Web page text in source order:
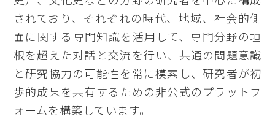
されており、それぞれの時代、地域、社会的側
面に関する専門知識を活用して、専門分野の垣
根を超えた対話と交流を行い、共通の問題意識
と研究協力の可能性を常に模索し、研究者が初
歩的成果を共有するための非公式のプラットフ
ォームを構築しています。